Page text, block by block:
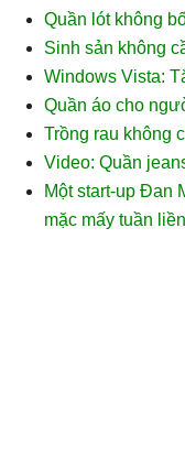
Quần lót không
Sinh sản không
Windows Vista:
Quần áo cho
Trồng rau không
Video: Quần
Một start-up Đan
mặc mấy tuần